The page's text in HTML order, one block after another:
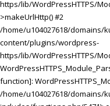
https/lib/WordPressHTTPS/
>makeUrlHttp() #2
/home/u104027618/domains/
content/plugins/wordpress-
https/lib/WordPressHTTPS/
function]:
/home/u104027618/domains/